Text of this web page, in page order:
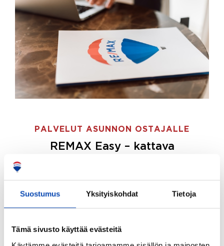
Suostumus Yksityiskohdat Tietoja
Tämä sivusto käyttää evästeitä
PALVELUT ASUNNON OSTAJALLE
REMAX Easy – kattava
ostajille.
Tee ostotoimeksianto ja etsimme juuri